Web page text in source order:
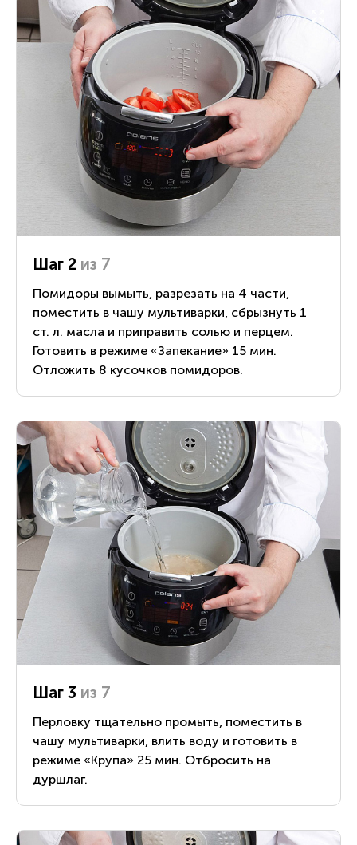
Шаг 2 из 7
Помидоры вымыть, разрезать на 4 части,
поместить в чашу мультиварки, сбрызнуть 1
ст. л. масла и приправить солью и перцем.
Готовить в режиме «Запекание» 15 мин.
Отложить 8 кусочков помидоров.
Шаг 3 из 7
Перловку тщательно промыть, поместить в
чашу мультиварки, влить воду и готовить в
режиме «Крупа» 25 мин. Отбросить на
дуршлаг.